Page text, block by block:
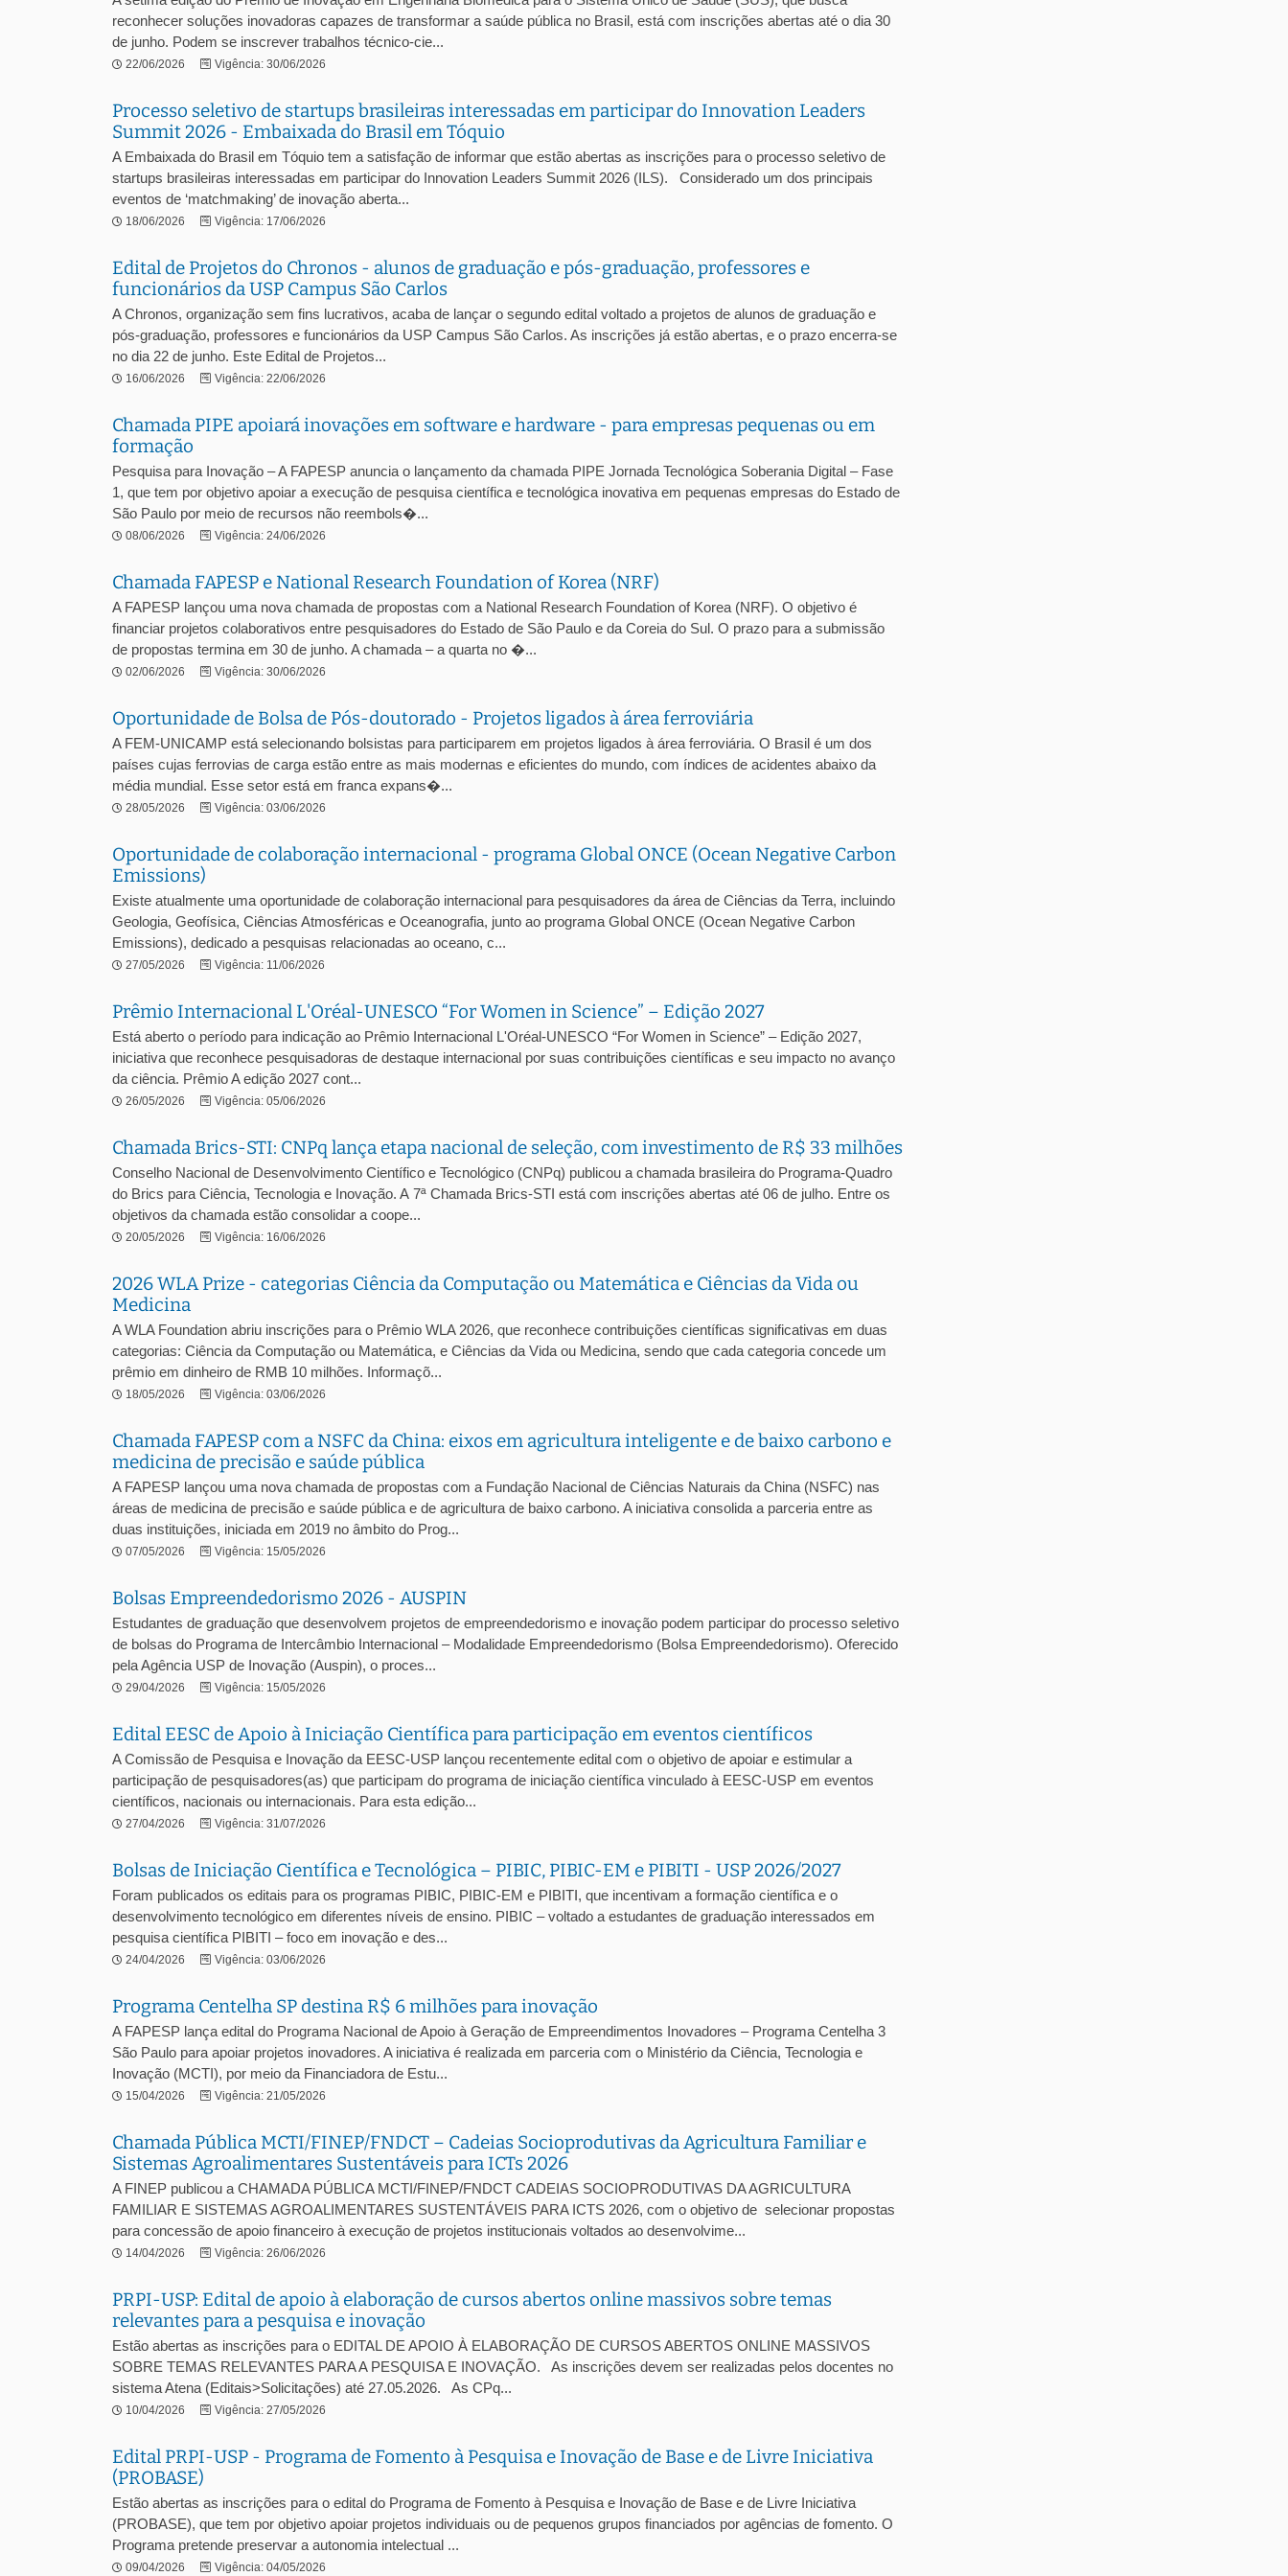
reconhecer soluções inovadoras capazes de transformar a saúde pública no Brasil, está com inscrições abertas até o dia 30
de junho. Podem se inscrever trabalhos técnico-cie...
22/06/2026 Vigência: 30/06/2026
Processo seletivo de startups brasileiras interessadas em participar do Innovation Leaders
Summit 2026 - Embaixada do Brasil em Tóquio
A Embaixada do Brasil em Tóquio tem a satisfação de informar que estão abertas as inscrições para o processo seletivo de
startups brasileiras interessadas em participar do Innovation Leaders Summit 2026 (ILS). Considerado um dos principais
eventos de ‘matchmaking’ de inovação aberta...
18/06/2026 Vigência: 17/06/2026
Edital de Projetos do Chronos - alunos de graduação e pós-graduação, professores e
funcionários da USP Campus São Carlos
A Chronos, organização sem fins lucrativos, acaba de lançar o segundo edital voltado a projetos de alunos de graduação e
pós-graduação, professores e funcionários da USP Campus São Carlos. As inscrições já estão abertas, e o prazo encerra-se
no dia 22 de junho. Este Edital de Projetos...
16/06/2026 Vigência: 22/06/2026
Chamada PIPE apoiará inovações em software e hardware - para empresas pequenas ou em
formação
Pesquisa para Inovação – A FAPESP anuncia o lançamento da chamada PIPE Jornada Tecnológica Soberania Digital – Fase
1, que tem por objetivo apoiar a execução de pesquisa científica e tecnológica inovativa em pequenas empresas do Estado de
São Paulo por meio de recursos não reembols�...
08/06/2026 Vigência: 24/06/2026
Chamada FAPESP e National Research Foundation of Korea (NRF)
A FAPESP lançou uma nova chamada de propostas com a National Research Foundation of Korea (NRF). O objetivo é
financiar projetos colaborativos entre pesquisadores do Estado de São Paulo e da Coreia do Sul. O prazo para a submissão
de propostas termina em 30 de junho. A chamada – a quarta no �...
02/06/2026 Vigência: 30/06/2026
Oportunidade de Bolsa de Pós-doutorado - Projetos ligados à área ferroviária
A FEM-UNICAMP está selecionando bolsistas para participarem em projetos ligados à área ferroviária. O Brasil é um dos
países cujas ferrovias de carga estão entre as mais modernas e eficientes do mundo, com índices de acidentes abaixo da
média mundial. Esse setor está em franca expans�...
28/05/2026 Vigência: 03/06/2026
Oportunidade de colaboração internacional - programa Global ONCE (Ocean Negative Carbon
Emissions)
Existe atualmente uma oportunidade de colaboração internacional para pesquisadores da área de Ciências da Terra, incluindo
Geologia, Geofísica, Ciências Atmosféricas e Oceanografia, junto ao programa Global ONCE (Ocean Negative Carbon
Emissions), dedicado a pesquisas relacionadas ao oceano, c...
27/05/2026 Vigência: 11/06/2026
Prêmio Internacional L'Oréal-UNESCO “For Women in Science” – Edição 2027
Está aberto o período para indicação ao Prêmio Internacional L'Oréal-UNESCO “For Women in Science” – Edição 2027,
iniciativa que reconhece pesquisadoras de destaque internacional por suas contribuições científicas e seu impacto no avanço
da ciência. Prêmio A edição 2027 cont...
26/05/2026 Vigência: 05/06/2026
Chamada Brics-STI: CNPq lança etapa nacional de seleção, com investimento de R$ 33 milhões
Conselho Nacional de Desenvolvimento Científico e Tecnológico (CNPq) publicou a chamada brasileira do Programa-Quadro
do Brics para Ciência, Tecnologia e Inovação. A 7ª Chamada Brics-STI está com inscrições abertas até 06 de julho. Entre os
objetivos da chamada estão consolidar a coope...
20/05/2026 Vigência: 16/06/2026
2026 WLA Prize - categorias Ciência da Computação ou Matemática e Ciências da Vida ou
Medicina
A WLA Foundation abriu inscrições para o Prêmio WLA 2026, que reconhece contribuições científicas significativas em duas
categorias: Ciência da Computação ou Matemática, e Ciências da Vida ou Medicina, sendo que cada categoria concede um
prêmio em dinheiro de RMB 10 milhões. Informaçõ...
18/05/2026 Vigência: 03/06/2026
Chamada FAPESP com a NSFC da China: eixos em agricultura inteligente e de baixo carbono e
medicina de precisão e saúde pública
A FAPESP lançou uma nova chamada de propostas com a Fundação Nacional de Ciências Naturais da China (NSFC) nas
áreas de medicina de precisão e saúde pública e de agricultura de baixo carbono. A iniciativa consolida a parceria entre as
duas instituições, iniciada em 2019 no âmbito do Prog...
07/05/2026 Vigência: 15/05/2026
Bolsas Empreendedorismo 2026 - AUSPIN
Estudantes de graduação que desenvolvem projetos de empreendedorismo e inovação podem participar do processo seletivo
de bolsas do Programa de Intercâmbio Internacional – Modalidade Empreendedorismo (Bolsa Empreendedorismo). Oferecido
pela Agência USP de Inovação (Auspin), o proces...
29/04/2026 Vigência: 15/05/2026
Edital EESC de Apoio à Iniciação Científica para participação em eventos científicos
A Comissão de Pesquisa e Inovação da EESC-USP lançou recentemente edital com o objetivo de apoiar e estimular a
participação de pesquisadores(as) que participam do programa de iniciação científica vinculado à EESC-USP em eventos
científicos, nacionais ou internacionais. Para esta edição...
27/04/2026 Vigência: 31/07/2026
Bolsas de Iniciação Científica e Tecnológica – PIBIC, PIBIC-EM e PIBITI - USP 2026/2027
Foram publicados os editais para os programas PIBIC, PIBIC-EM e PIBITI, que incentivam a formação científica e o
desenvolvimento tecnológico em diferentes níveis de ensino. PIBIC – voltado a estudantes de graduação interessados em
pesquisa científica PIBITI – foco em inovação e des...
24/04/2026 Vigência: 03/06/2026
Programa Centelha SP destina R$ 6 milhões para inovação
A FAPESP lança edital do Programa Nacional de Apoio à Geração de Empreendimentos Inovadores – Programa Centelha 3
São Paulo para apoiar projetos inovadores. A iniciativa é realizada em parceria com o Ministério da Ciência, Tecnologia e
Inovação (MCTI), por meio da Financiadora de Estu...
15/04/2026 Vigência: 21/05/2026
Chamada Pública MCTI/FINEP/FNDCT – Cadeias Socioprodutivas da Agricultura Familiar e
Sistemas Agroalimentares Sustentáveis para ICTs 2026
A FINEP publicou a CHAMADA PÚBLICA MCTI/FINEP/FNDCT CADEIAS SOCIOPRODUTIVAS DA AGRICULTURA
FAMILIAR E SISTEMAS AGROALIMENTARES SUSTENTÁVEIS PARA ICTS 2026, com o objetivo de selecionar propostas
para concessão de apoio financeiro à execução de projetos institucionais voltados ao desenvolvime...
14/04/2026 Vigência: 26/06/2026
PRPI-USP: Edital de apoio à elaboração de cursos abertos online massivos sobre temas
relevantes para a pesquisa e inovação
Estão abertas as inscrições para o EDITAL DE APOIO À ELABORAÇÃO DE CURSOS ABERTOS ONLINE MASSIVOS
SOBRE TEMAS RELEVANTES PARA A PESQUISA E INOVAÇÃO. As inscrições devem ser realizadas pelos docentes no
sistema Atena (Editais>Solicitações) até 27.05.2026. As CPq...
10/04/2026 Vigência: 27/05/2026
Edital PRPI-USP - Programa de Fomento à Pesquisa e Inovação de Base e de Livre Iniciativa
(PROBASE)
Estão abertas as inscrições para o edital do Programa de Fomento à Pesquisa e Inovação de Base e de Livre Iniciativa
(PROBASE), que tem por objetivo apoiar projetos individuais ou de pequenos grupos financiados por agências de fomento. O
Programa pretende preservar a autonomia intelectual ...
09/04/2026 Vigência: 04/05/2026